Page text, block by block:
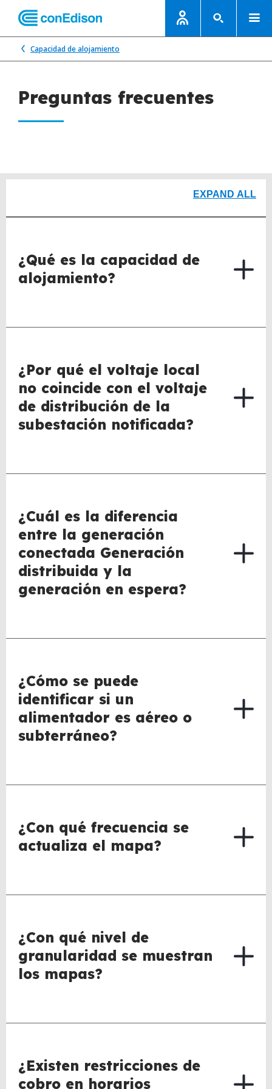
Capacidad de alojamiento
Preguntas frecuentes
EXPAND ALL
¿Qué es la capacidad de
alojamiento?
¿Por qué el voltaje local
no coincide con el voltaje
de distribución de la
subestación notificada?
¿Cuál es la diferencia
entre la generación
conectada Generación
distribuida y la
generación en espera?
¿Cómo se puede
identificar si un
alimentador es aéreo o
subterráneo?
¿Con qué frecuencia se
actualiza el mapa?
¿Con qué nivel de
granularidad se muestran
los mapas?
¿Existen restricciones de
cobro en horarios